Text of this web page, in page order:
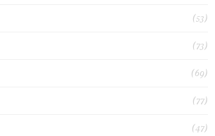
(53)
(73)
(69)
(77)
(47)